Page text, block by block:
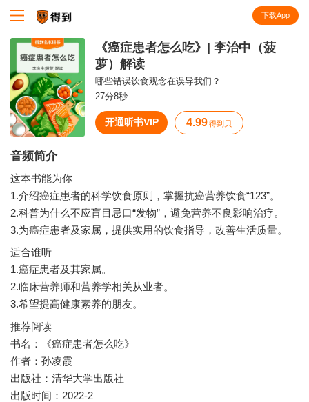
下载App
《癌症患者怎么吃》| 李治中（菠
萝）解读
哪些错误饮食观念在误导我们？
27分8秒
开通听书VIP 4.99 得到贝
音频简介
这本书能为你
1.介绍癌症患者的科学饮食原则，掌握抗癌营养饮食“123”。
2.科普为什么不应盲目忌口“发物”，避免营养不良影响治疗。
适合谁听
1.癌症患者及其家属。
2.临床营养师和营养学相关从业者。
推荐阅读
书名：《癌症患者怎么吃》
作者：孙凌霞
出版社：清华大学出版社
出版时间：2022-2